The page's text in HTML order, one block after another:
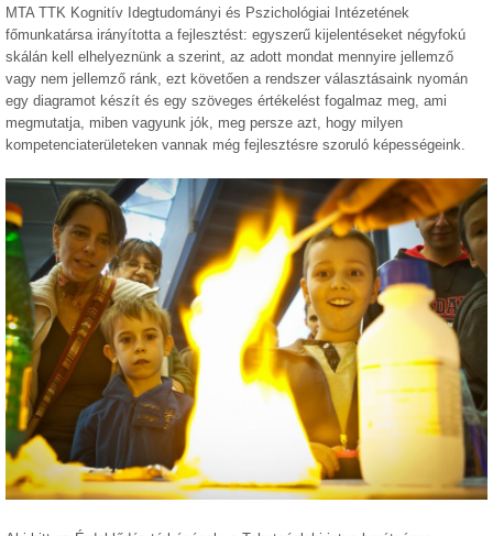
MTA TTK Kognitív Idegtudományi és Pszichológiai Intézetének
főmunkatársa irányította a fejlesztést: egyszerű kijelentéseket négyfokú
skálán kell elhelyeznünk a szerint, az adott mondat mennyire jellemző
vagy nem jellemző ránk, ezt követően a rendszer választásaink nyomán
egy diagramot készít és egy szöveges értékelést fogalmaz meg, ami
megmutatja, miben vagyunk jók, meg persze azt, hogy milyen
kompetenciaterületeken vannak még fejlesztésre szoruló képességeink.